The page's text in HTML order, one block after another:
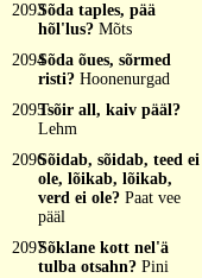
2093Sõda taples, pää
hõl'lus? Mõts
2094Sõda õues, sõrmed
risti? Hoonenurgad
2095Tsõir all, kaiv pääl?
Lehm
2096Sõidab, sõidab, teed ei
ole, lõikab, lõikab,
verd ei ole? Paat vee
pääl
2097Sõklane kott nel'ä
tulba otsahn? Pini